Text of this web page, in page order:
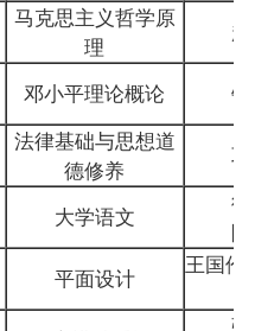
马克思主义哲学原
理
邓小平理论概论
法律基础与思想道
德修养
大学语文
平面设计
王国伦